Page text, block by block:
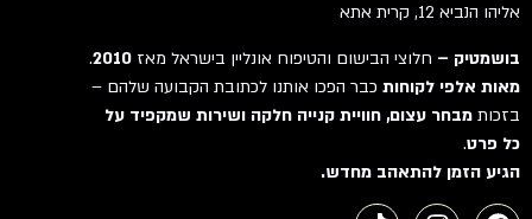
אליהו הנביא 12, קרית אתא
בושמטיק –חלוצי הבישום והטיפוח אונליין בישראל מאז2010
.
מאות אלפי לקוחותכבר הפכו אותנו לכתובת הקבועה שלהם –
בזכותמבחר עצום, חוויית קנייה חלקה ושירות שמקפיד על
כל פרט.
הגיע הזמן להתאהב מחדש.